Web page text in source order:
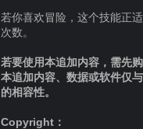
若你喜欢冒险，这个技能正
次数。
若要使用本追加内容，需先
本追加内容、数据或软件仅
的相容性。
Copyright：